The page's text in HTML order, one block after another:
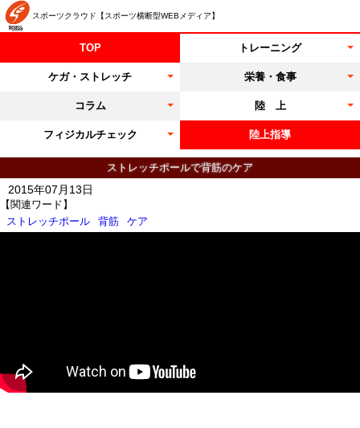
スポーツクラウド【スポーツ横断型WEBメディア】
TOP トレーニング
ケガ・ストレッチ 栄養・食事
コラム 陸 上
フィジカルチェック 陸上指導
ストレッチポールで背筋のケア
【関連ワード】
ストレッチポール
背筋 ケア
2015年07月13日